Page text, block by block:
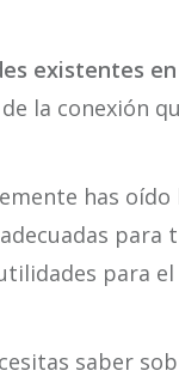
existentes
la conexión
has oído
para
para
saber